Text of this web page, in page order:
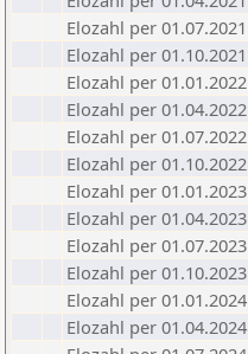
Elozahl per 01.07.2021
Elozahl per 01.10.2021
Elozahl per 01.01.2022
Elozahl per 01.04.2022
Elozahl per 01.07.2022
Elozahl per 01.10.2022
Elozahl per 01.01.2023
Elozahl per 01.04.2023
Elozahl per 01.07.2023
Elozahl per 01.10.2023
Elozahl per 01.01.2024
Elozahl per 01.04.2024